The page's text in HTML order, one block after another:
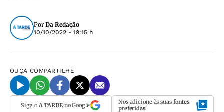
Por Da Redação
10/10/2022 - 19:15 h
OUÇA COMPARTILHE
Siga o A TARDEno Google Nos adicione às suas fontes
preferidas